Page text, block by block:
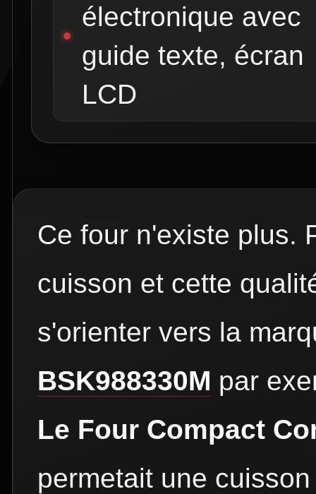
électronique avec
guide texte, écran
LCD
Ce four n'existe plus.
cuisson et cette
s'orienter vers la
BSK988330M par
Le Four Compact
permetait une